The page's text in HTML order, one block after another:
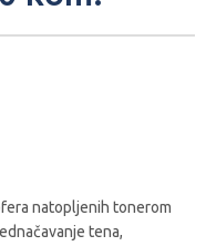
natopljenih tonerom
tena,